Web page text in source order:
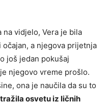
na vidjelo, Vera je bila
a njegova prijetnja
još jedan pokušaj
njegovo vreme prošlo.
ona je naučila da su to
osvetu iz ličnih